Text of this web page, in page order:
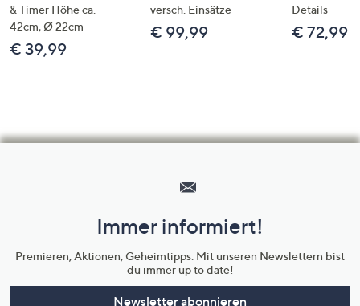
& Timer Höhe ca.
42cm, Ø 22cm
€ 39,99
versch. Einsätze
€ 99,99
Details
€ 72,99
Unternehmensinformationen
Immer informiert!
Premieren, Aktionen, Geheimtipps: Mit unseren Newslettern bist
du immer up to date!
Newsletter abonnieren